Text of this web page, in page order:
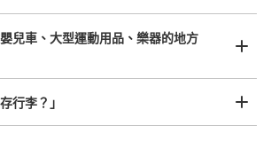
行李，愉快度過一整天！
任何尺寸的行李都OK
腳踏車等，只要是1個人能搬運的行李尺寸就OK
兒車、大型運動用品、樂器的地方
行李？」